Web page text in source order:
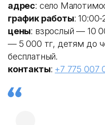
адрес: село
график работы: 10:00-
цены: взрослый — 10
— 5 000 тг, детям до
бесплатный.
контакты: +7 775 007